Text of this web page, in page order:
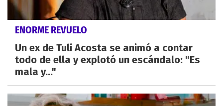
ENORME REVUELO
Un ex de Tuli Acosta se animó a contar
todo de ella y explotó un escándalo: "Es
mala y..."